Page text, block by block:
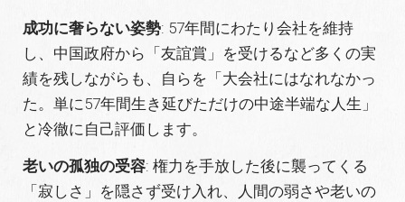
成功に奢らない姿勢: 57年間にわたり会社を維持
し、中国政府から「友誼賞」を受けるなど多くの実
績を残しながらも、自らを「大会社にはなれなかっ
た。単に57年間生き延びただけの中途半端な人生」
と冷徹に自己評価します。
老いの孤独の受容: 権力を手放した後に襲ってくる
「寂しさ」を隠さず受け入れ、人間の弱さや老いの